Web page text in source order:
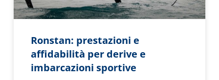
Ronstan: prestazioni e
affidabilità per derive e
imbarcazioni sportive